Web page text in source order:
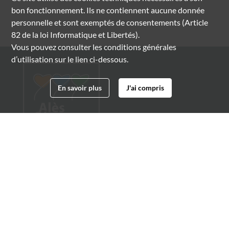
bon fonctionnement. Ils ne contiennent aucune donnée
personnelle et sont exemptés de consentements (Article
82 de la loi Informatique et Libertés).
Vous pouvez consulter les conditions générales
d’utilisation sur le lien ci-dessous.
En savoir plus J'ai compris